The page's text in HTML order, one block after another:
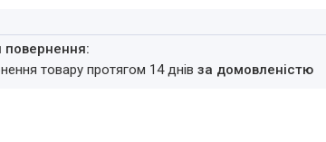
товару протягом 14 днівза домовленістю